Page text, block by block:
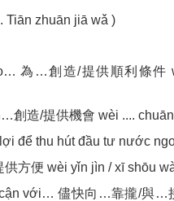
zhuān jiā wǎ )
為…創造/提供順利條件
造/提供機會 wèi ....
để thu hút đầu tư nước
方便 wèi yǐn jìn / xī shōu
cận với… 儘快向…靠攏/與…